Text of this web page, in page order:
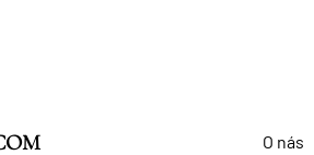
O nás